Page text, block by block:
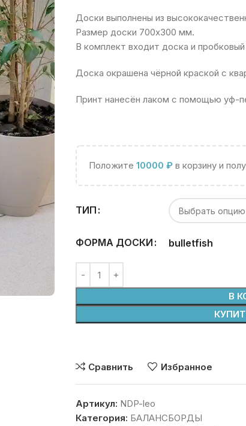
Доски выполнены из
Размер доски 700х300 мм.
В комплект входит доска и
Доска окрашена чёрной краской с
Принт нанесён лаком с помощью уф-
Положите 10000 ₽в корзину и
ТИП
ФОРМА ДОСКИ bulletfish
В
Сравнить Избранное
Артикул: NDP-leo
Категория: БАЛАНСБОРДЫ